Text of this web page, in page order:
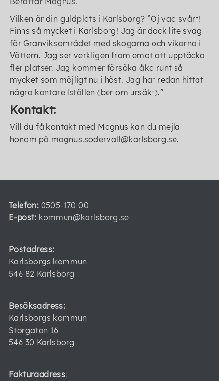
Vilken är din guldplats i Karlsborg?
Oj vad svårt!
Finns så mycket i Karlsborg! Jag är dock lite svag
för Granviksområdet med skogarna och vikarna i
Vättern. Jag ser verkligen fram emot att upptäcka
fler platser. Jag kommer försöka åka runt så
mycket som möjligt nu i höst. Jag har redan hittat
några kantarellställen (ber om ursäkt).
Kontakt:
Vill du få kontakt med Magnus kan du mejla
honom på magnus.sodervall@karlsborg.se.
Telefon: 0505-170 00
E-post: kommun@karlsborg.se
Postadress:
Karlsborgs kommun
546 82 Karlsborg
Besöksadress:
Karlsborgs kommun
Storgatan 16
546 30 Karlsborg
Fakturaadress: